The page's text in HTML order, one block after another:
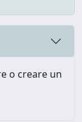
o creare un